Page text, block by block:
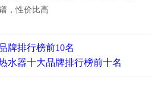
，性价比高
牌排行榜前10名
水器十大品牌排行榜前十名